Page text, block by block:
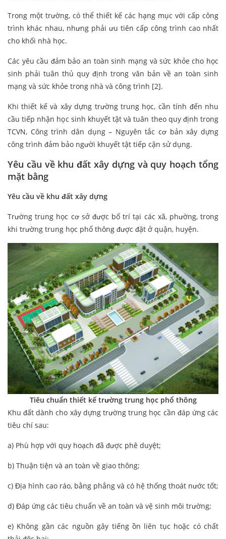
Trong một trường, có thể thiết kế các hạng mục với cấp công
trình khác nhau, nhưng phải ưu tiên cấp công trình cao nhất
cho khối nhà học.
Các yêu cầu đảm bảo an toàn sinh mạng và sức khỏe cho học
sinh phải tuân thủ quy định trong văn bản về an toàn sinh
mạng và sức khỏe trong nhà và công trình [2].
Khi thiết kế và xây dựng trường trung học, cần tính đến nhu
cầu tiếp nhận học sinh khuyết tật và tuân theo quy định trong
TCVN, Công trình dân dụng – Nguyên tắc cơ bản xây dựng
công trình đảm bảo người khuyết tật tiếp cận sử dụng.
Yêu cầu về khu đất xây dựng và quy hoạch tổng
mặt bằng
Yêu cầu về khu đất xây dựng
Trường trung học cơ sở được bố trí tại các xã, phường, trong
khi trường trung học phổ thông được đặt ở quận, huyện.
Tiêu chuẩn thiết kế trường trung học phổ thông
Khu đất dành cho xây dựng trường trung học cần đáp ứng các
tiêu chí sau:
a) Phù hợp với quy hoạch đã được phê duyệt;
b) Thuận tiện và an toàn về giao thông;
c) Địa hình cao ráo, bằng phẳng và có hệ thống thoát nước tốt;
d) Đáp ứng các tiêu chuẩn về an toàn và vệ sinh môi trường;
e) Không gần các nguồn gây tiếng ồn liên tục hoặc có chất